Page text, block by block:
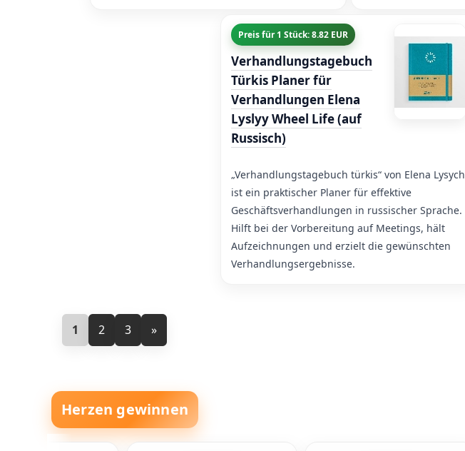
Preis für 1 Stück: 8.82 EUR
Verhandlungstagebuch
Türkis Planer für
Verhandlungen Elena
Lyslyy Wheel Life (auf
Russisch)
„Verhandlungstagebuch türkis“ von Elena Lysych
ist ein praktischer Planer für effektive
Geschäftsverhandlungen in russischer Sprache.
Hilft bei der Vorbereitung auf Meetings, hält
Aufzeichnungen und erzielt die gewünschten
Verhandlungsergebnisse.
1 2 3 »
Herzen gewinnen